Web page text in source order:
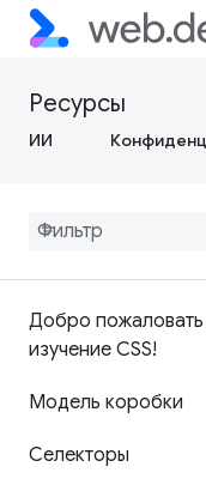
Ресурсы
ИИ
Добро пожаловать
изучение CSS!
Модель коробки
Селекторы